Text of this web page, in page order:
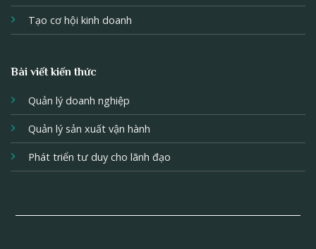
Tạo cơ hội kinh doanh
Bài viết kiến thức
Quản lý doanh nghiệp
Quản lý sản xuất vận hành
Phát triển tư duy cho lãnh đạo